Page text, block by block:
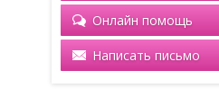
Онлайн помощь
Написать письмо